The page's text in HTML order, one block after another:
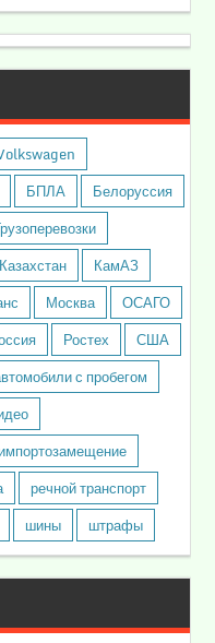
БПЛА
Белоруссия
Казахстан
КамАЗ
Москва
ОСАГО
Ростех
США
с пробегом
импортозамещение
речной транспорт
шины штрафы